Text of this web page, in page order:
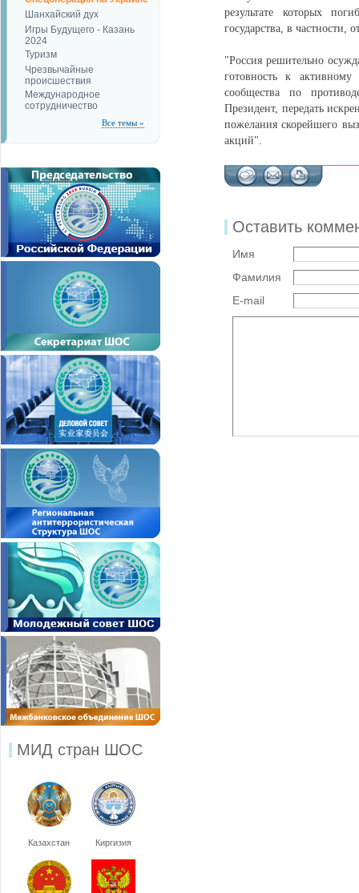
Шанхайский дух
Игры Будущего - Казань
2024
Туризм
Чрезвычайные
происшествия
Международное
сотрудничество
Все темы »
МИД стран ШОС
Казахстан Киргизия
результате которых
государства, в частности,
"Россия решительно
готовность к
сообщества по
Президент, передать
пожелания скорейшего
акций".
Оставить
Имя
Фамилия
E-mail